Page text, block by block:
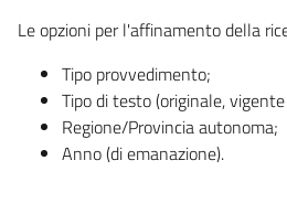
Le opzioni per l'affinamento della
Tipo provvedimento;
Tipo di testo (originale,
Regione/Provincia autonoma;
Anno (di emanazione).